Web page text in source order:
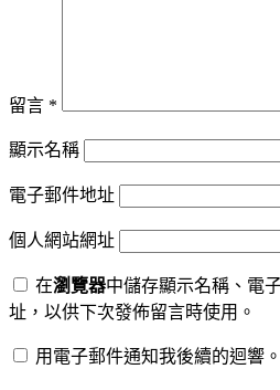
留言 *
顯示名稱
電子郵件地址
個人網站網址
在瀏覽器中儲存顯示名稱、電
址，以供下次發佈留言時使用。
用電子郵件通知我後續的迴響。